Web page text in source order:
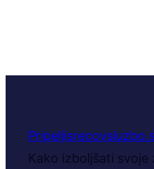
Kako izboljšati